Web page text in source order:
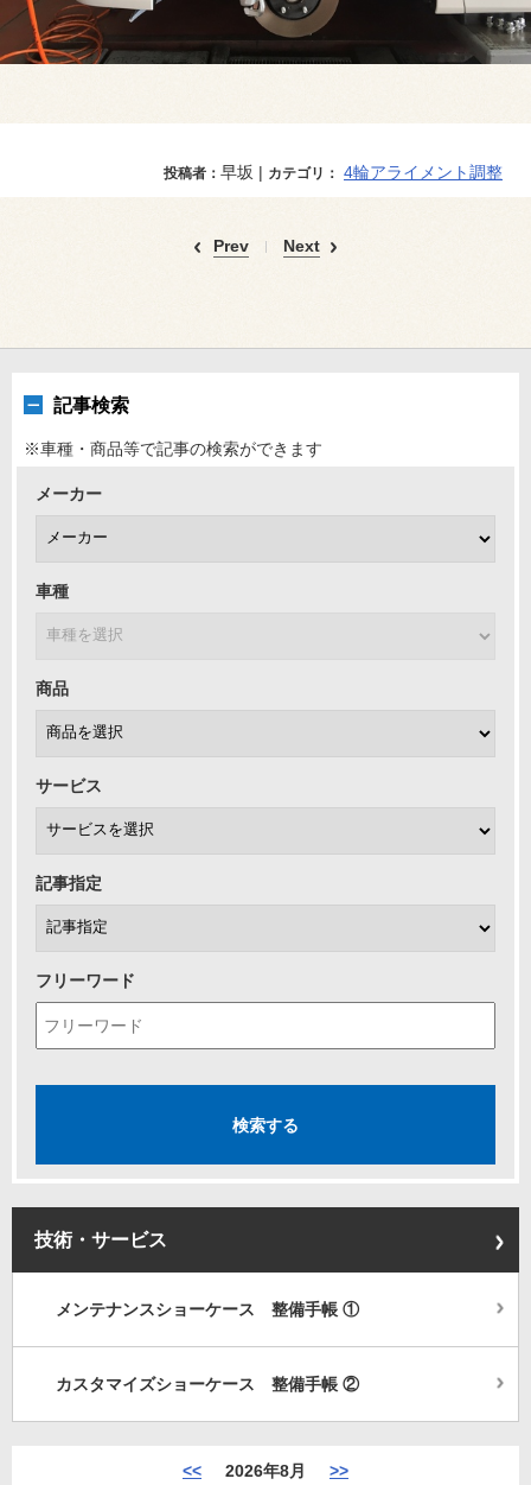
投稿者： 早坂 | カテゴリ： 4輪アライメント調整
Prev Next
記事検索
※車種・商品等で記事の検索ができます
メーカー
車種
商品
サービス
記事指定
フリーワード
技術・サービス
メンテナンスショーケース 整備手帳 ①
カスタマイズショーケース 整備手帳 ②
<< 2026年8月 >>